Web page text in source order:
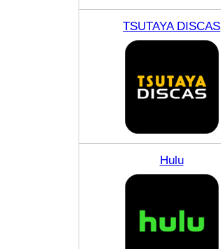
TSUTAYA DISCAS
Hulu